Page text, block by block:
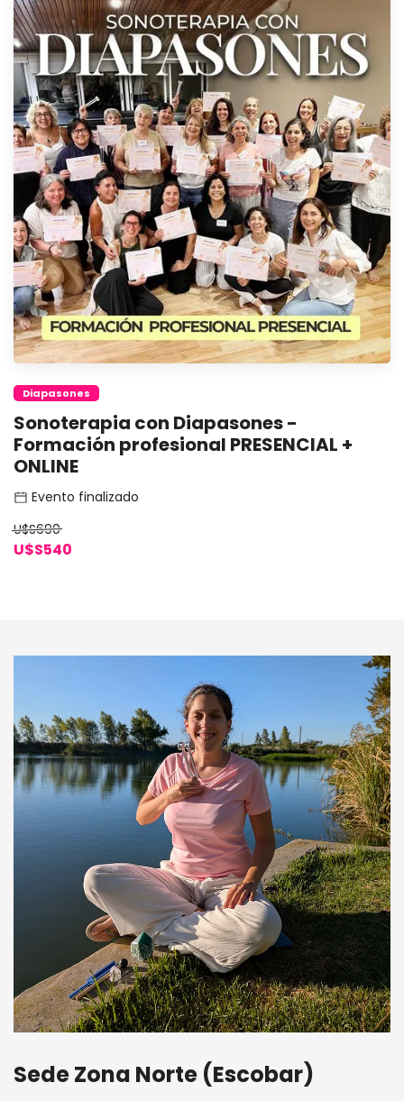
Diapasones
Sonoterapia con Diapasones -
Formación profesional PRESENCIAL +
ONLINE
Evento finalizado
U$S690
U$S540
Sede Zona Norte (Escobar)